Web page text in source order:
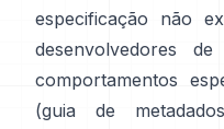
especificação não
desenvolvedores
comportamentos
(guia de